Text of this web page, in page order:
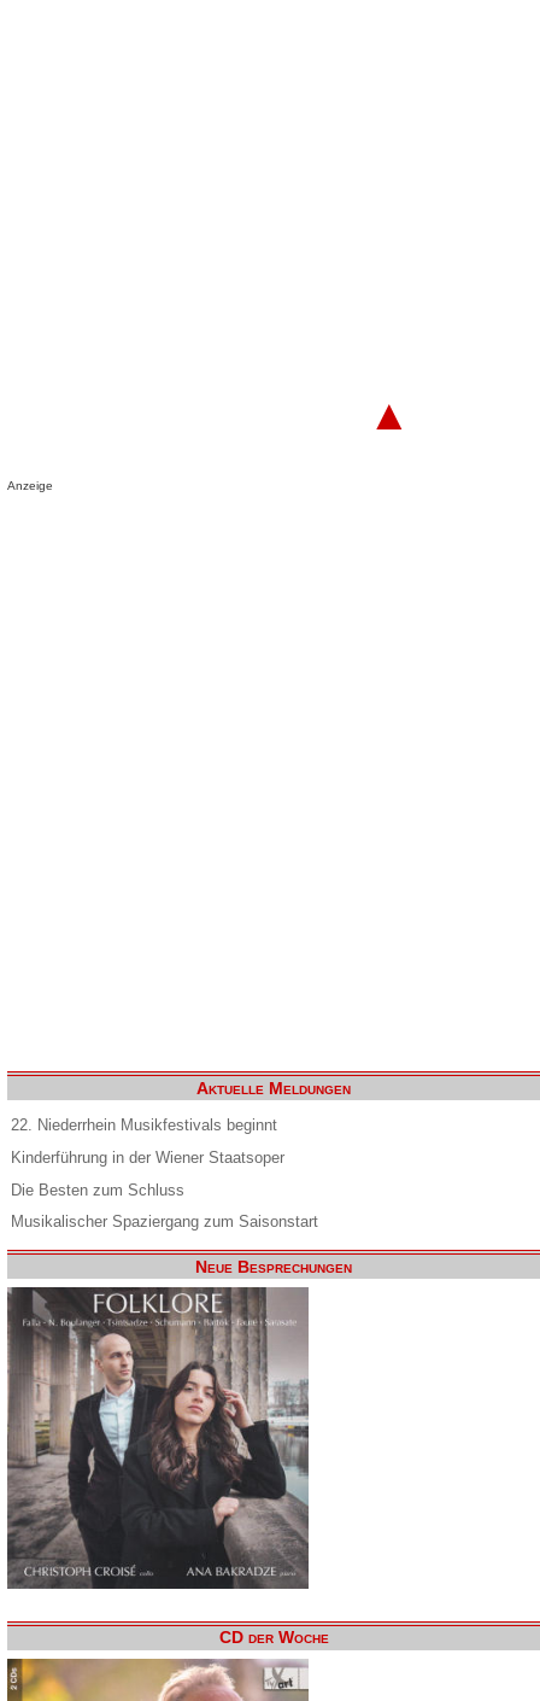
▲
Anzeige
Aktuelle Meldungen
22. Niederrhein Musikfestivals beginnt
Kinderführung in der Wiener Staatsoper
Die Besten zum Schluss
Musikalischer Spaziergang zum Saisonstart
Neue Besprechungen
CD der Woche